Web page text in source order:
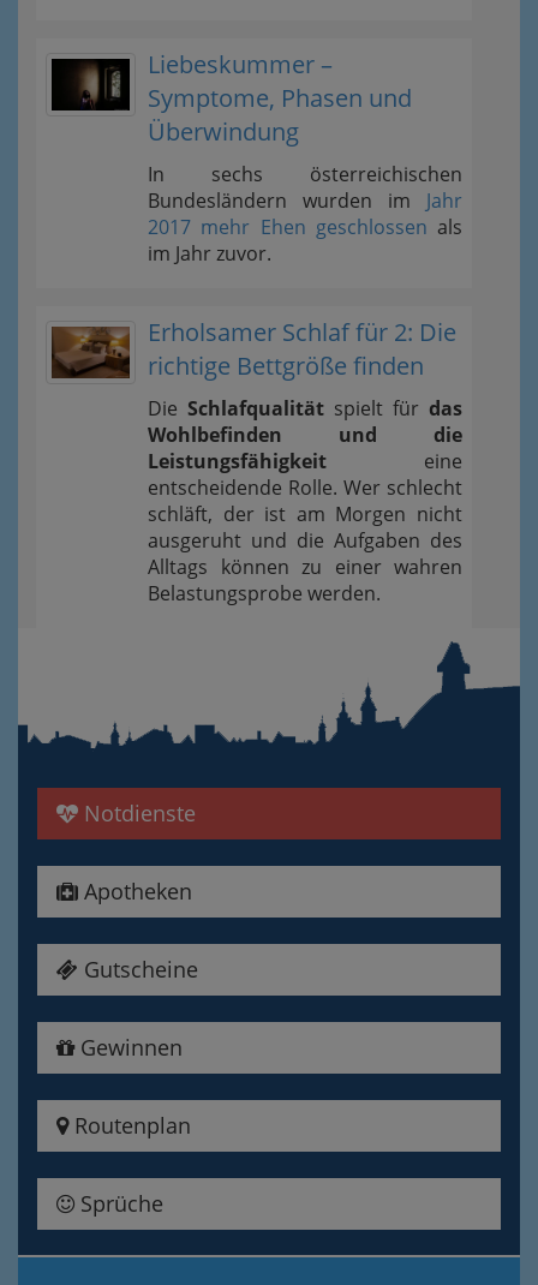
Liebeskummer –
Symptome, Phasen und
Überwindung
In sechs österreichischen
Bundesländern wurden im Jahr
2017 mehr Ehen geschlossen als
im Jahr zuvor.
Erholsamer Schlaf für 2: Die
richtige Bettgröße finden
Die Schlafqualität spielt für das
Wohlbefinden und die
Leistungsfähigkeit eine
entscheidende Rolle. Wer schlecht
schläft, der ist am Morgen nicht
ausgeruht und die Aufgaben des
Alltags können zu einer wahren
Belastungsprobe werden.
Notdienste
Apotheken
Gutscheine
Gewinnen
Routenplan
Sprüche